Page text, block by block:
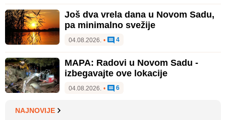
Još dva vrela dana u Novom Sadu,
pa minimalno svežije
04.08.2026. • 4
MAPA: Radovi u Novom Sadu -
izbegavajte ove lokacije
04.08.2026. • 6
NAJNOVIJE